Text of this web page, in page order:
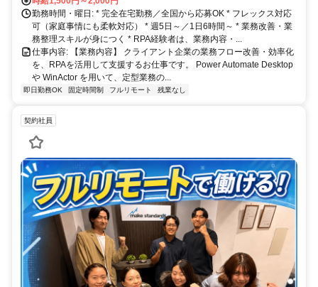
勤務時間・曜日: * 完全在宅勤務／全国から応募OK * フレックス対応
可（家庭事情にも柔軟対応） * 週5日～／1日6時間～ * 業務改善・業
務整理スキルが身につく * RPA経験者は、業務内容・...
仕事内容: 【業務内容】 クライアント企業の業務フロー改善・効率化
を、RPAを活用して支援するお仕事です。 Power Automate Desktop
や WinActor を用いて、定型業務の...
即日勤務OK 固定時間制 フルリモート 残業なし
契約社員